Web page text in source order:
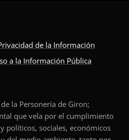
de la Información
a la Información Pública
la Personería de Giron;
que vela por el cumplimiento
políticos, sociales, económicos